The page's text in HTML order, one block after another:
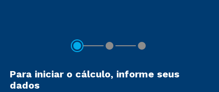
Para iniciar o cálculo, informe seus
dados